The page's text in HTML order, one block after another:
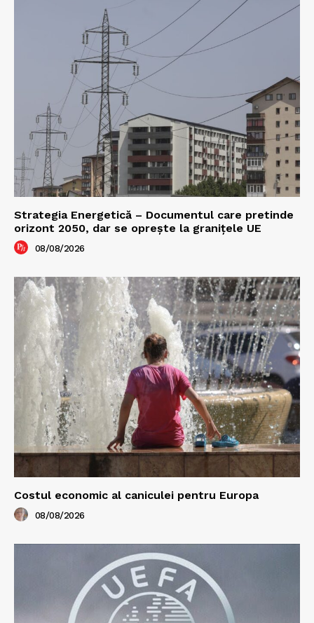
Strategia Energetică – Documentul care pretinde
orizont 2050, dar se oprește la granițele UE
08/08/2026
Costul economic al caniculei pentru Europa
08/08/2026